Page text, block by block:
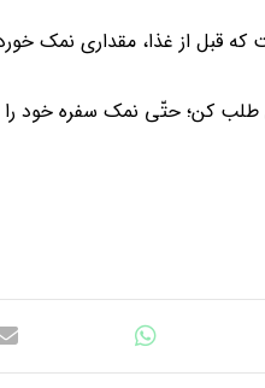
قبل از غذا، مقداری نمک
کن؛ حتّی نمک سفره خود را